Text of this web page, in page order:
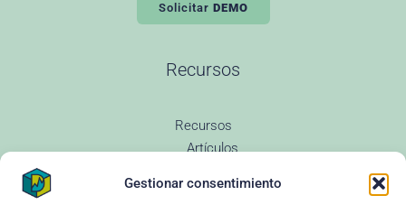
Gestionar consentimiento
Solicitar DEMO
Recursos
Recursos
Artículos
Revenue Management